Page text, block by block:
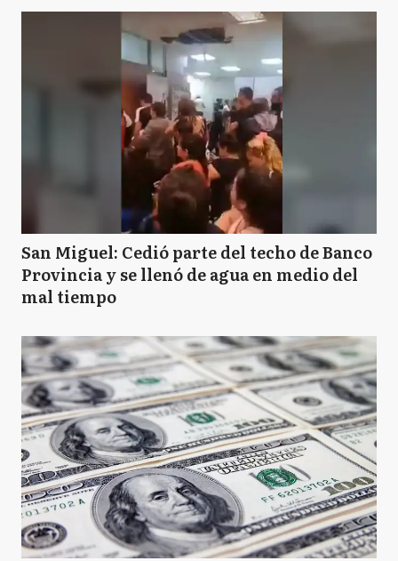
San Miguel: Cedió parte del techo de Banco
Provincia y se llenó de agua en medio del
mal tiempo